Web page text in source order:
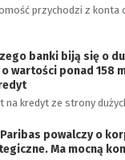
przychodzi z konta
banki biją się o
o wartości ponad 158
na kredyt ze strony
Paribas powalczy o
Ma mocną